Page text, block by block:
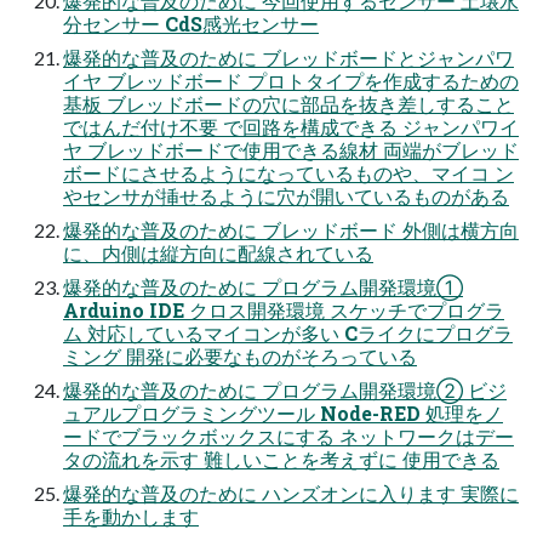
分センサー CdS感光センサー
爆発的な普及のために ブレッドボードとジャンパワ
イヤ ブレッドボード プロトタイプを作成するための
基板 ブレッドボードの穴に部品を抜き差しすること
ではんだ付け不要 で回路を構成できる ジャンパワイ
ヤ ブレッドボードで使用できる線材 両端がブレッド
ボードにさせるようになっているものや、マイコ ン
やセンサが挿せるように穴が開いているものがある
爆発的な普及のために ブレッドボード 外側は横方向
に、内側は縦方向に配線されている
爆発的な普及のために プログラム開発環境①
Arduino IDE クロス開発環境 スケッチでプログラ
ム 対応しているマイコンが多い Cライクにプログラ
ミング 開発に必要なものがそろっている
爆発的な普及のために プログラム開発環境② ビジ
ュアルプログラミングツール Node-RED 処理をノ
ードでブラックボックスにする ネットワークはデー
タの流れを示す 難しいことを考えずに 使用できる
爆発的な普及のために ハンズオンに入ります 実際に
手を動かします